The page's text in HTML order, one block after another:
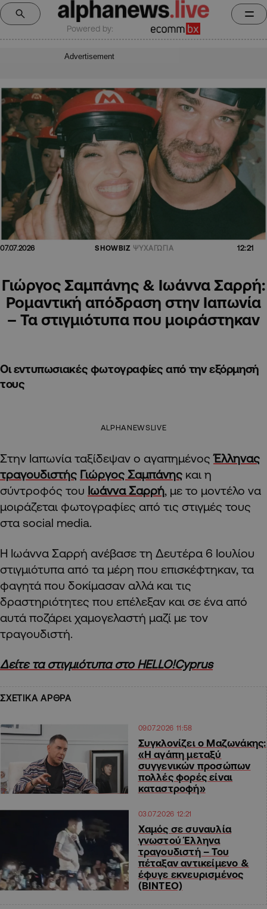
Powered by:
Advertisement
07.07.2026 SHOWBIZ ΨΥΧΑΓΩΓΙΑ 12:21
Γιώργος Σαμπάνης & Ιωάννα Σαρρή:
Ρομαντική απόδραση στην Ιαπωνία
– Τα στιγμιότυπα που μοιράστηκαν
Οι εντυπωσιακές φωτογραφίες από την εξόρμησή
τους
ALPHANEWSLIVE
Στην Ιαπωνία ταξίδεψαν ο αγαπημένοςΈλληνας
τραγουδιστής Γιώργος Σαμπάνης και η
σύντροφός του Ιωάννα Σαρρή , με το μοντέλο να
μοιράζεται φωτογραφίες από τις στιγμές τους
στα social media.
Η Ιωάννα Σαρρή ανέβασε τη Δευτέρα 6 Ιουλίου
στιγμιότυπα από τα μέρη που επισκέφτηκαν, τα
φαγητά που δοκίμασαν αλλά και τις
δραστηριότητες που επέλεξαν και σε ένα από
αυτά ποζάρει χαμογελαστή μαζί με τον
τραγουδιστή.
Δείτε τα στιγμιότυπα στο HELLO!Cyprus
ΣΧΕΤΙΚΑ ΑΡΘΡΑ
09.07.2026 11:58
Συγκλονίζει ο Μαζωνάκης:
«Η αγάπη μεταξύ
συγγενικών προσώπων
πολλές φορές είναι
καταστροφή»
03.07.2026 12:21
Χαμός σε συναυλία
γνωστού Έλληνα
τραγουδιστή – Του
πέταξαν αντικείμενο &
έφυγε εκνευρισμένος
(ΒΙΝΤΕΟ)